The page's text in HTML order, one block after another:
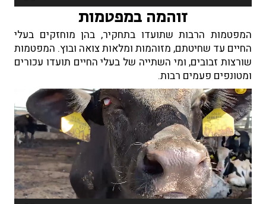
זוהמה במפטמות
המפטמות הרבות שתועדו בתחקיר, בהן מוחזקים בעלי
החיים עד שחיטתם, מזוהמות ומלאות צואה ובוץ. המפטמות
שורצות זבובים, ומי השתייה של בעלי החיים תועדו עכורים
ומטונפים פעמים רבות.
נגן
וידאו